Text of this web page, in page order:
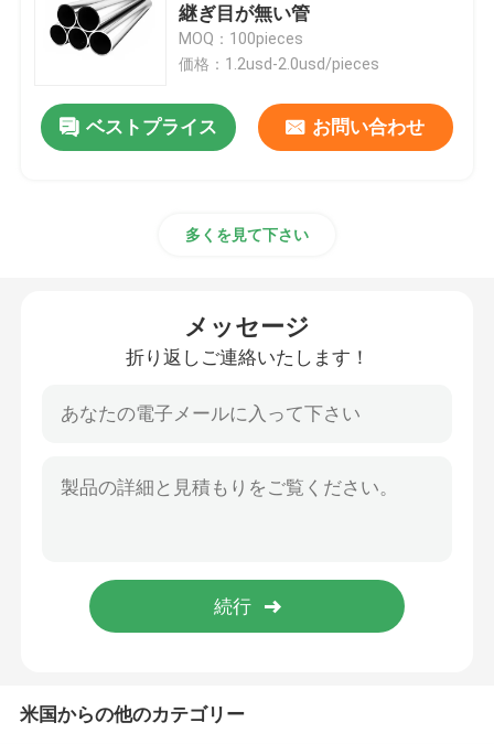
継ぎ目が無い管
MOQ：100pieces
価格：1.2usd-2.0usd/pieces
ベストプライス お問い合わせ
多くを見て下さい
メッセージ
折り返しご連絡いたします！
米国からの他のカテゴリー